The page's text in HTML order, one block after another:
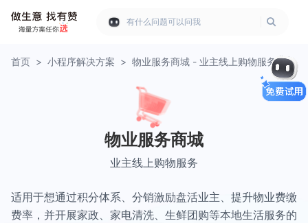
有什么问题可以问我
首页 > 小程序解决方案 > 物业服务商城 - 业主线上购物服务
物业服务商城
业主线上购物服务
适用于想通过积分体系、分销激励盘活业主、提升物业费缴
费率，并开展家政、家电清洗、生鲜团购等本地生活服务的